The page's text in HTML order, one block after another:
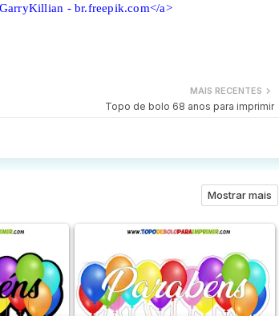
- br.freepik.com</a>
MAIS RECENTES
Topo de bolo 68 anos para imprimir
Mostrar mais